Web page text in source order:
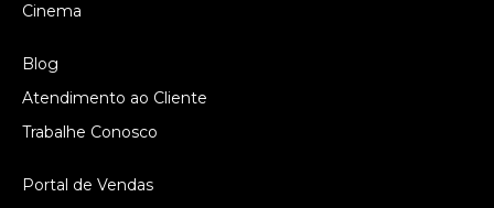
Cinema
Blog
Atendimento ao Cliente
Trabalhe Conosco
Portal de Vendas